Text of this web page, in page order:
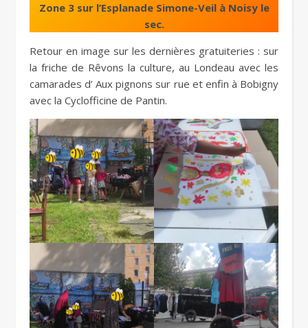
Zone 3 sur l’Esplanade Simone-Veil à Noisy le
sec.
Retour en image sur les dernières gratuiteries : sur
la friche de Rêvons la culture, au Londeau avec les
camarades d’ Aux pignons sur rue et enfin à Bobigny
avec la Cyclofficine de Pantin.